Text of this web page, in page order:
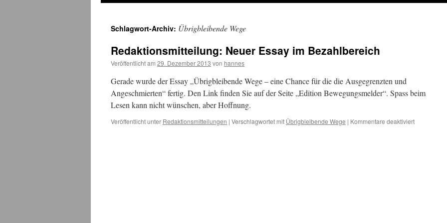
Schlagwort-Archiv: Übrigbleibende Wege
Redaktionsmitteilung: Neuer Essay im Bezahlbereich
Veröffentlicht am 29. Dezember 2013 von hannes
Gerade wurde der Essay „Übrigbleibende Wege – eine Chance für die die Ausgegrenzten und
Angeschmierten“ fertig. Den Link finden Sie auf der Seite „Edition Bewegungsmelder“. Spass beim
Lesen kann nicht wünschen, aber Hoffnung.
Veröffentlicht unter Redaktionsmitteilungen | Verschlagwortet mit Übrigbleibende Wege | Kommentare deaktiviertfür